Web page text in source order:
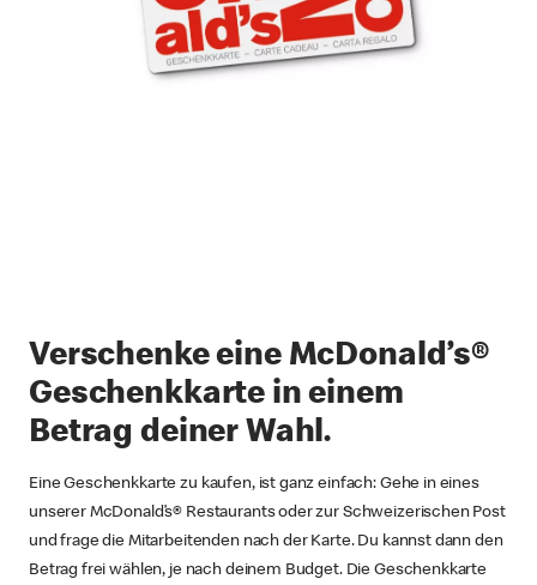
Verschenke eine McDonald’s®
Geschenkkarte in einem
Betrag deiner Wahl.
Eine Geschenkkarte zu kaufen, ist ganz einfach: Gehe in eines
unserer McDonald’s® Restaurants oder zur Schweizerischen Post
und frage die Mitarbeitenden nach der Karte. Du kannst dann den
Betrag frei wählen, je nach deinem Budget. Die Geschenkkarte